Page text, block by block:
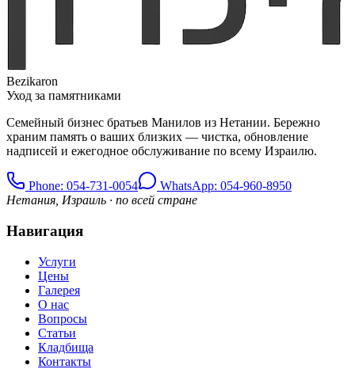
Bezikaron
Уход за памятниками
Семейный бизнес братьев Манилов из Нетании. Бережно
храним память о ваших близких — чистка, обновление
надписей и ежегодное обслуживание по всему Израилю.
Phone: 054-731-0054
WhatsApp: 054-960-8950
Нетания, Израиль · по всей стране
Навигация
Услуги
Цены
Галерея
О нас
Вопросы
Статьи
Кладбища
Контакты